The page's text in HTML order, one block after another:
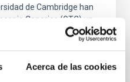
Acerca de las cookies
de Cambridge han
Canarias (GTC) un
cielos parcialmente
de metales alcalinos